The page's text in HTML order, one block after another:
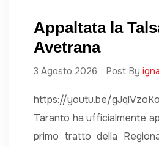
Appaltata la
Avetrana
3 Agosto 2026 Post By
https://youtu.be/
Taranto ha ufficialmente
primo tratto della